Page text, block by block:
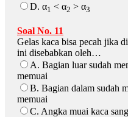
D. α1 < α2 > α3
Soal No. 11
Gelas kaca bisa pecah jika
ini disebabkan oleh…
A. Bagian luar sudah
memuai
B. Bagian dalam sudah
memuai
C. Angka muai kaca